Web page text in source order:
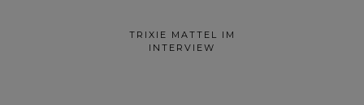
TRIXIE MATTEL IM
INTERVIEW